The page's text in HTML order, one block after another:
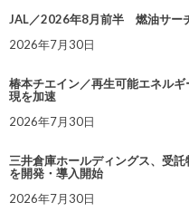
JAL／2026年8月前半 燃油サー
2026年7月30日
椿本チエイン／再生可能エネル
現を加速
2026年7月30日
三井倉庫ホールディングス、受
を開発・導入開始
2026年7月30日